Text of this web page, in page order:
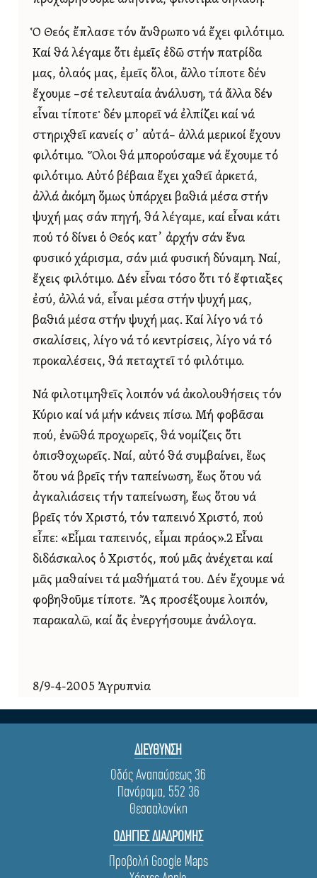
Ὁ Θεός ἔπλασε τόν ἄνθρωπο νά ἔχει φιλότιμο.
Καί θά λέγαμε ὅτι ἐμεῖς ἐδῶ στήν πατρίδα
μας, ὁλαός μας, ἐμεῖς ὅλοι, ἄλλο τίποτε δέν
ἔχουμε –σέ τελευταία ἀνάλυση, τά ἄλλα δέν
εἶναι τίποτε· δέν μπορεῖ νά ἐλπίζει καί νά
στηριχθεῖ κανείς σ᾿ αὐτά– ἀλλά μερικοί ἔχουν
φιλότιμο. Ὅλοι θά μπορούσαμε νά ἔχουμε τό
φιλότιμο. Αὐτό βέβαια ἔχει χαθεῖ ἀρκετά,
ἀλλά ἀκόμη ὅμως ὑπάρχει βαθιά μέσα στήν
ψυχή μας σάν πηγή, θά λέγαμε, καί εἶναι κάτι
πού τό δίνει ὁ Θεός κατ᾿ ἀρχήν σάν ἕνα
φυσικό χάρισμα, σάν μιά φυσική δύναμη. Ναί,
ἔχεις φιλότιμο. Δέν εἶναι τόσο ὅτι τό ἔφτιαξες
ἐσύ, ἀλλά νά, εἶναι μέσα στήν ψυχή μας,
βαθιά μέσα στήν ψυχή μας. Καί λίγο νά τό
σκαλίσεις, λίγο νά τό κεντρίσεις, λίγο νά τό
προκαλέσεις, θά πεταχτεῖ τό φιλότιμο.
Νά φιλοτιμηθεῖς λοιπόν νά ἀκολουθήσεις τόν
Κύριο καί νά μήν κάνεις πίσω. Μή φοβᾶσαι
πού, ἐνῶθά προχωρεῖς, θά νομίζεις ὅτι
ὀπισθοχωρεῖς. Ναί, αὐτό θά συμβαίνει, ἕως
ὅτου νά βρεῖς τήν ταπείνωση, ἕως ὅτου νά
ἀγκαλιάσεις τήν ταπείνωση, ἕως ὅτου νά
βρεῖς τόν Χριστό, τόν ταπεινό Χριστό, πού
εἶπε: «Εἶμαι ταπεινός, εἶμαι πράος».2 Εἶναι
διδάσκαλος ὁ Χριστός, πού μᾶς ἀνέχεται καί
μᾶς μαθαίνει τά μαθήματά του. Δέν ἔχουμε νά
φοβηθοῦμε τίποτε. Ἄς προσέξουμε λοιπόν,
παρακαλῶ, καί ἄς ἐνεργήσουμε ἀνάλογα.
8/9-4-2005 Ἀγρυπνiα
ΔΙΕΥΘΥΝΣΗ
Οδός Αναπαύσεως 36
Πανόραμα, 552 36
Θεσσαλονίκη
ΟΔΗΓΙΕΣ ΔΙΑΔΡΟΜΗΣ
Προβολή Google Maps